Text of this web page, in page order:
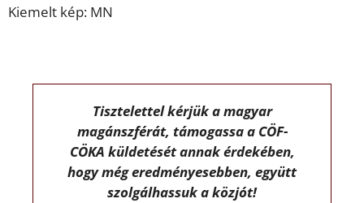
Kiemelt kép: MN
Tisztelettel kérjük a magyar
magánszférát, támogassa a CÖF-
CÖKA küldetését annak érdekében,
hogy még eredményesebben, együtt
szolgálhassuk a közjót!